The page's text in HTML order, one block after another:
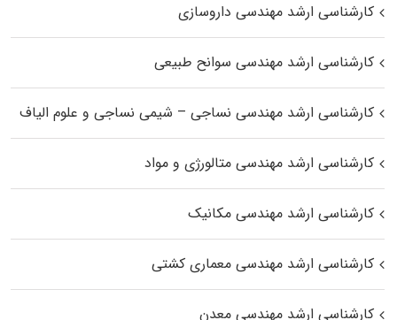
کارشناسی ارشد مهندسی داروسازی
کارشناسی ارشد مهندسی سوانح طبیعی
کارشناسی ارشد مهندسی نساجی – شیمی نساجی و علوم الیاف
کارشناسی ارشد مهندسی متالورژی و مواد
کارشناسی ارشد مهندسی مکانیک
کارشناسی ارشد مهندسی معماری کشتی
کارشناسی ارشد مهندسی معدن